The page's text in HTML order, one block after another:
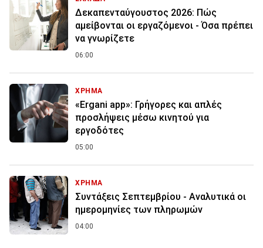
Δεκαπενταύγουστος 2026: Πώς
αμείβονται οι εργαζόμενοι - Όσα πρέπει
να γνωρίζετε
06:00
ΧΡΗΜΑ
«Ergani app»: Γρήγορες και απλές
προσλήψεις μέσω κινητού για
εργοδότες
05:00
ΧΡΗΜΑ
Συντάξεις Σεπτεμβρίου - Αναλυτικά οι
ημερομηνίες των πληρωμών
04:00